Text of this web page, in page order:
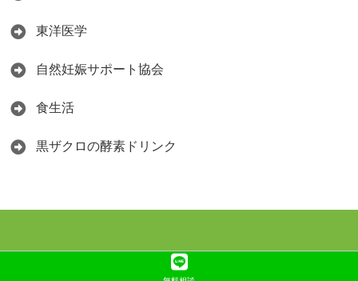
東洋医学
自然妊娠サポート協会
食生活
黒ザクロの酵素ドリンク